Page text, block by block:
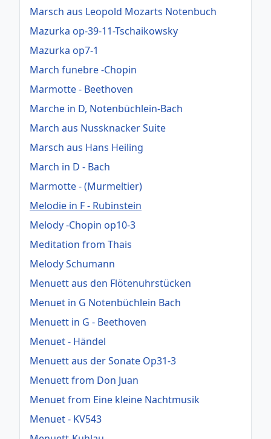
Marsch aus Leopold Mozarts Notenbuch
Mazurka op-39-11-Tschaikowsky
Mazurka op7-1
March funebre -Chopin
Marmotte - Beethoven
Marche in D, Notenbüchlein-Bach
March aus Nussknacker Suite
Marsch aus Hans Heiling
March in D - Bach
Marmotte - (Murmeltier)
Melodie in F - Rubinstein
Melody -Chopin op10-3
Meditation from Thais
Melody Schumann
Menuett aus den Flötenuhrstücken
Menuet in G Notenbüchlein Bach
Menuett in G - Beethoven
Menuet - Händel
Menuett aus der Sonate Op31-3
Menuett from Don Juan
Menuet from Eine kleine Nachtmusik
Menuet - KV543